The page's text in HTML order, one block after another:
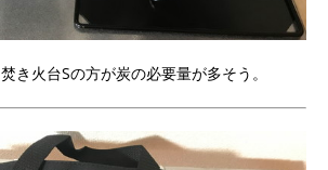
き火台Sの方が炭の必要量が多そう。